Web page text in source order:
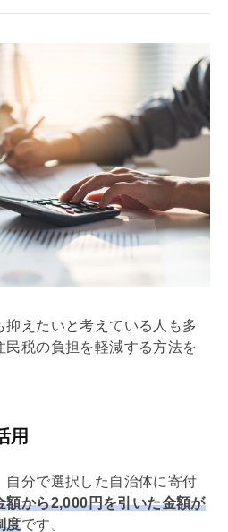
えたいと考えている人も多
民税の負担を軽減する方法を
用
自分で選択した自治体に寄付
額から2,000円を引いた金額が
度です。